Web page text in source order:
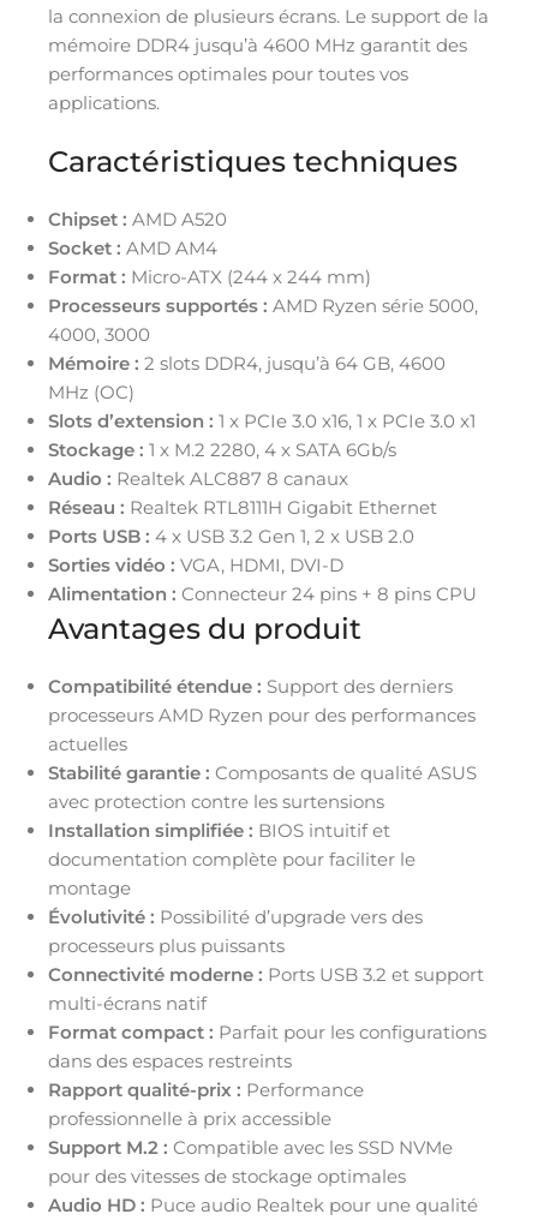
la connexion de plusieurs écrans. Le support de la
mémoire DDR4 jusqu’à 4600 MHz garantit des
performances optimales pour toutes vos
applications.
Caractéristiques techniques
Chipset : AMD A520
Socket : AMD AM4
Format : Micro-ATX (244 x 244 mm)
Processeurs supportés : AMD Ryzen série 5000,
4000, 3000
Mémoire : 2 slots DDR4, jusqu’à 64 GB, 4600
MHz (OC)
Slots d’extension : 1 x PCIe 3.0 x16, 1 x PCIe 3.0 x1
Stockage : 1 x M.2 2280, 4 x SATA 6Gb/s
Audio : Realtek ALC887 8 canaux
Réseau : Realtek RTL8111H Gigabit Ethernet
Ports USB : 4 x USB 3.2 Gen 1, 2 x USB 2.0
Sorties vidéo : VGA, HDMI, DVI-D
Alimentation : Connecteur 24 pins + 8 pins CPU
Avantages du produit
Compatibilité étendue : Support des derniers
processeurs AMD Ryzen pour des performances
actuelles
Stabilité garantie : Composants de qualité ASUS
avec protection contre les surtensions
Installation simplifiée : BIOS intuitif et
documentation complète pour faciliter le
montage
Évolutivité : Possibilité d’upgrade vers des
processeurs plus puissants
Connectivité moderne : Ports USB 3.2 et support
multi-écrans natif
Format compact : Parfait pour les configurations
dans des espaces restreints
Rapport qualité-prix : Performance
professionnelle à prix accessible
Support M.2 : Compatible avec les SSD NVMe
pour des vitesses de stockage optimales
Audio HD : Puce audio Realtek pour une qualité